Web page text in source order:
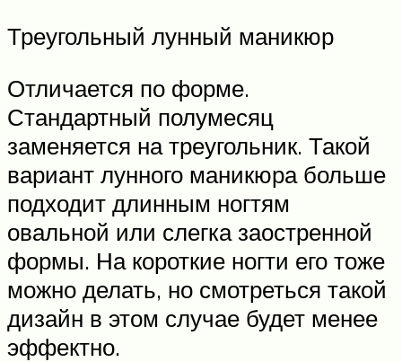
Треугольный лунный маникюр
Отличается по форме.
Стандартный полумесяц
заменяется на треугольник. Такой
вариант лунного маникюра больше
подходит длинным ногтям
овальной или слегка заостренной
формы. На короткие ногти его тоже
можно делать, но смотреться такой
дизайн в этом случае будет менее
эффектно.